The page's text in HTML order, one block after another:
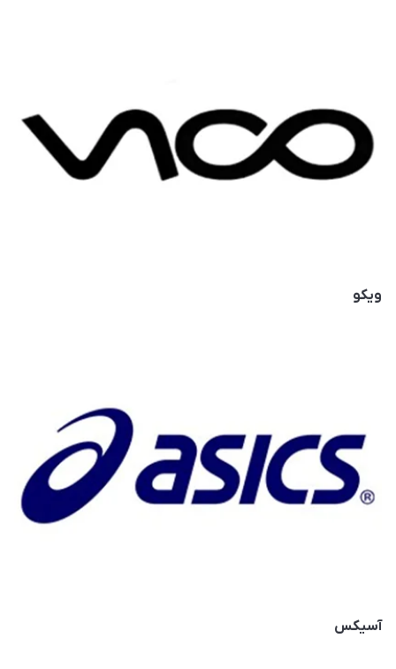
ویکو
آسیکس